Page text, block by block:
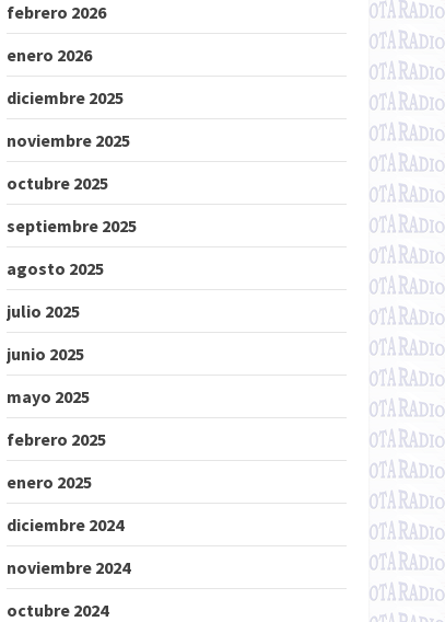
febrero 2026
enero 2026
diciembre 2025
noviembre 2025
octubre 2025
septiembre 2025
agosto 2025
julio 2025
junio 2025
mayo 2025
febrero 2025
enero 2025
diciembre 2024
noviembre 2024
octubre 2024